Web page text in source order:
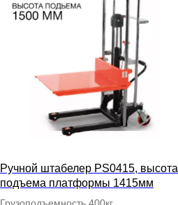
Ручной штабелер PS0415, высота
подъема платформы 1415мм